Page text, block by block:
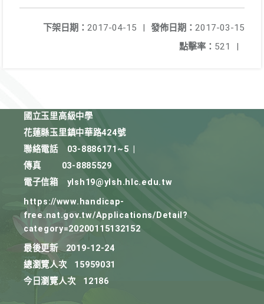
發佈日期： 2017-03-15
下架日期： 2017-04-15
|
點擊率： 521 |
國立玉里高級中學
花蓮縣玉里鎮中華路424號
聯絡電話
03-8886171~5
傳真
03-8885529
電子信箱
ylsh19@ylsh.hlc.edu.tw
https://www.handicap-
free.nat.gov.tw/Applications/Detail?
category=20200115132152
最後更新
2019-12-24
總瀏覽人次
15959031
今日瀏覽人次
12186